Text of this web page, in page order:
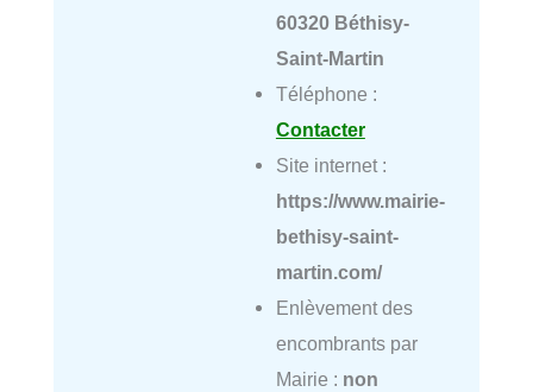
60320 Béthisy-
Saint-Martin
Téléphone :
Contacter
Site internet :
https://www.mairie-
bethisy-saint-
martin.com/
Enlèvement des
encombrants par
Mairie : non